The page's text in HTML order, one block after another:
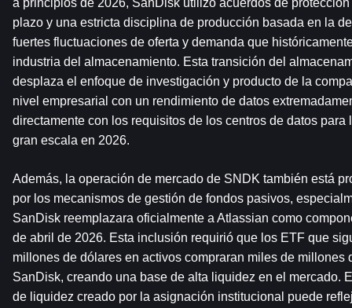
a principios de 2026, SanDisk utilizó acuerdos de
plazo y una estricta disciplina de producción basada en la
fuertes fluctuaciones de oferta y demanda que
industria del almacenamiento. Esta transición del
desplaza el enfoque de investigación y producto de la
nivel empresarial con un rendimiento de datos
directamente con los requisitos de los centros de datos
gran escala en 2026.
Además, la operación de mercado de SNDK también está
por los mecanismos de gestión de fondos pasivos,
SanDisk reemplazara oficialmente a Atlassian como
de abril de 2026. Esta inclusión requirió que los ETF que
millones de dólares en activos compraran miles de millones
SanDisk, creando una base de alta liquidez en el mercado.
de liquidez creado por la asignación institucional puede